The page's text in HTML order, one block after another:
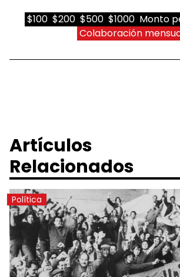
$100 $200 $500 $1000 Monto
Colaboración
Artículos
Relacionados
Política